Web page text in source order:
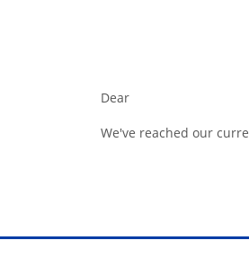
Dear
We've reached our